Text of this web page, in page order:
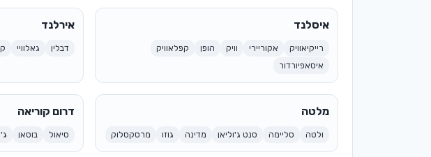
איסלנד
רייקיאוויק אקוריירי וויק הופן
קפלאוויק
איסאפיורדור
אירלנד
דבלין גאלוויי
מלטה
ולטה סליימה סנט ג'וליאן מדינה גוזו מרסקסלוק
דרום קוריאה
סיאול בוסאן